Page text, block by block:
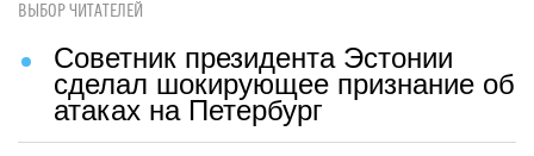
ВЫБОР ЧИТАТЕЛЕЙ
Советник президента Эстонии
сделал шокирующее признание об
атаках на Петербург